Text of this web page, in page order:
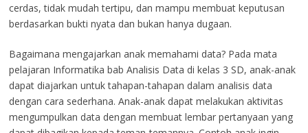
cerdas, tidak mudah tertipu, dan mampu membuat keputusan
berdasarkan bukti nyata dan bukan hanya dugaan.
Bagaimana mengajarkan anak memahami data? Pada mata
pelajaran Informatika bab Analisis Data di kelas 3 SD, anak-anak
dapat diajarkan untuk tahapan-tahapan dalam analisis data
dengan cara sederhana. Anak-anak dapat melakukan aktivitas
mengumpulkan data dengan membuat lembar pertanyaan yang